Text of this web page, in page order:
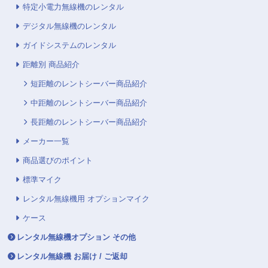
特定小電力無線機のレンタル
デジタル無線機のレンタル
ガイドシステムのレンタル
距離別 商品紹介
短距離のレントシーバー商品紹介
中距離のレントシーバー商品紹介
長距離のレントシーバー商品紹介
メーカー一覧
商品選びのポイント
標準マイク
レンタル無線機用 オプションマイク
ケース
レンタル無線機オプション その他
レンタル無線機 お届け / ご返却